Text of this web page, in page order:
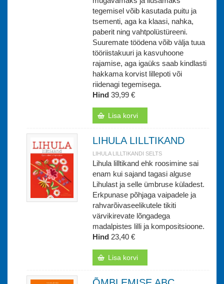
tegemisel võib kasutada puitu ja
tsementi, aga ka klaasi, nahka,
paberit ning vahtpolüstüreeni.
Suuremate töödena võib välja tuua
tööriistakuuri ja kasvuhoone
rajamise, aga igaüks saab kindlasti
hakkama korvist lillepoti või
riidenagi tegemisega.
Hind 39,99 €
Lisa korvi
LIHULA LILLTIKAND
LIHULA LILLTIKANDI SELTS
Lihula lilltikand ehk roosimine sai
enam kui sajand tagasi alguse
Lihulast ja selle ümbruse küladest.
Erkpunase põhjaga vaipadele ja
rahvarõivaseelikutele tikiti
värvikirevate lõngadega
madalpistes lilli ja kompositsioone.
Hind 23,40 €
Lisa korvi